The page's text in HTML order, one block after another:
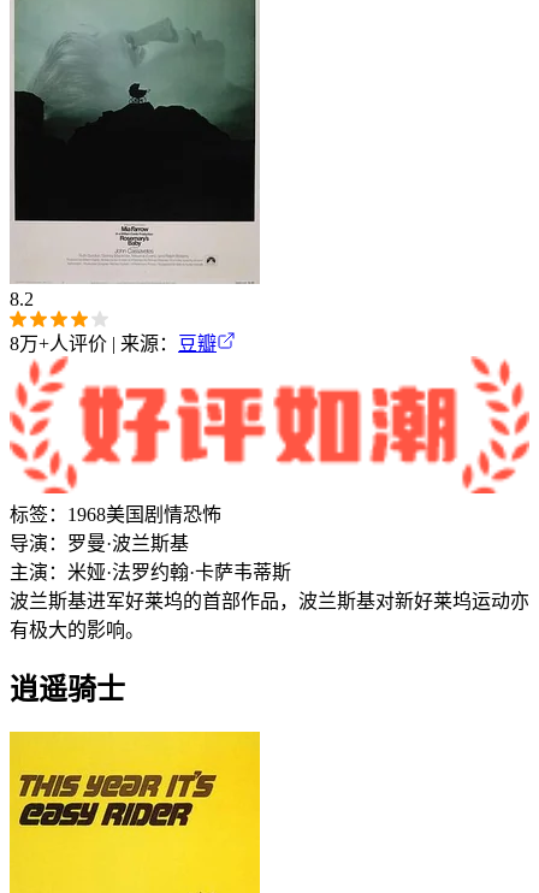
8.2
8万+人评价 | 来源： 豆瓣
标签： 1968美国 剧情恐怖
导演： 罗曼·波兰斯基
主演： 米娅·法罗约翰·卡萨韦蒂斯
波兰斯基进军好莱坞的首部作品，波兰斯基对新好莱坞运动亦
有极大的影响。
逍遥骑士